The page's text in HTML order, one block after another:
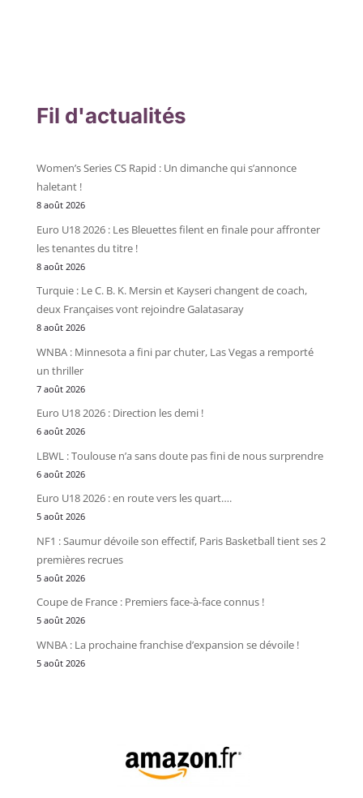
Fil d'actualités
Women’s Series CS Rapid : Un dimanche qui s’annonce
haletant !
8 août 2026
Euro U18 2026 : Les Bleuettes filent en finale pour affronter
les tenantes du titre !
8 août 2026
Turquie : Le C. B. K. Mersin et Kayseri changent de coach,
deux Françaises vont rejoindre Galatasaray
8 août 2026
WNBA : Minnesota a fini par chuter, Las Vegas a remporté
un thriller
7 août 2026
Euro U18 2026 : Direction les demi !
6 août 2026
LBWL : Toulouse n’a sans doute pas fini de nous surprendre
6 août 2026
Euro U18 2026 : en route vers les quart….
5 août 2026
NF1 : Saumur dévoile son effectif, Paris Basketball tient ses 2
premières recrues
5 août 2026
Coupe de France : Premiers face-à-face connus !
5 août 2026
WNBA : La prochaine franchise d’expansion se dévoile !
5 août 2026